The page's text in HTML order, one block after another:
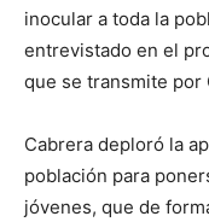
inocular a toda la
entrevistado en el
que se transmite por
Cabrera deploró la
población para
jóvenes, que de